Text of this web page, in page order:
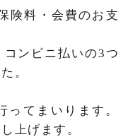
険料・会費のお支
ンビニ払いの3つ
。
ってまいります。
上げます。